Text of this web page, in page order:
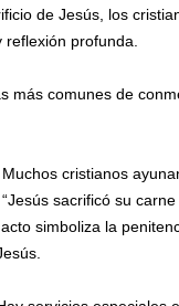
de Jesús, los
profunda.
más comunes de
cristianos
sacrificó su
simboliza la